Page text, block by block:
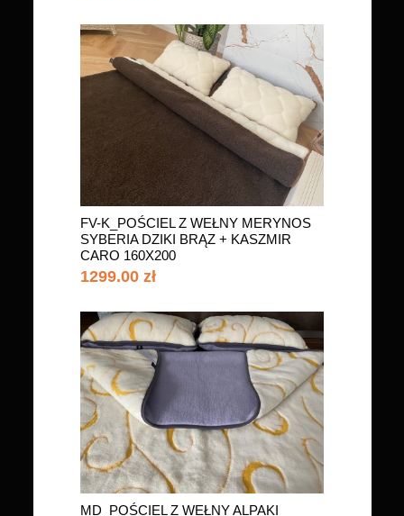
FV-K_POŚCIEL Z WEŁNY MERYNOS
SYBERIA DZIKI BRĄZ + KASZMIR
CARO 160X200
1299.00 zł
MD_POŚCIEL Z WEŁNY ALPAKI